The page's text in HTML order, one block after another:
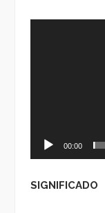
00:00
SIGNIFICADO